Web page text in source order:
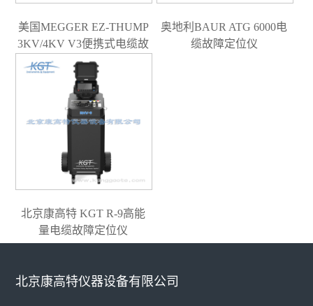
美国MEGGER EZ-THUMP
3KV/4KV V3便携式电缆故
障测试系统
奥地利BAUR ATG 6000电
缆故障定位仪
北京康高特 KGT R-9高能
量电缆故障定位仪
北京康高特仪器设备有限公司